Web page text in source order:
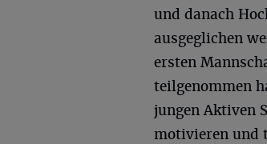
und danach
ausgeglichen
ersten
teilgenommen
jungen Aktiven
motivieren und